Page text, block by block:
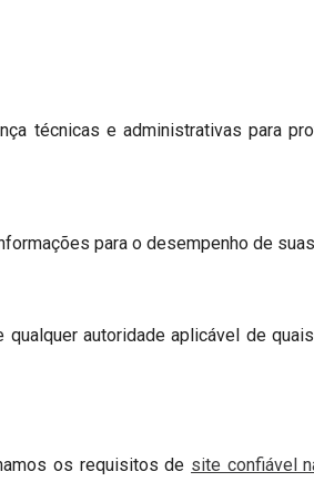
técnicas e administrativas para
para o desempenho de
autoridade aplicável de
os requisitos de site confiável